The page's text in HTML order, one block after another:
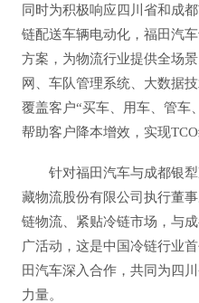
同时为积极响应四川省和成
链配送车辆电动化，福田汽
方案，为物流行业提供全场
网、车队管理系统、大数据
覆盖客户“买车、用车、管车
帮助客户降本增效，实现TCO
针对福田汽车与成都银犁
藏物流股份有限公司执行董
链物流、紧贴冷链市场，与
广活动，这是中国冷链行业
田汽车深入合作，共同为四
力量。